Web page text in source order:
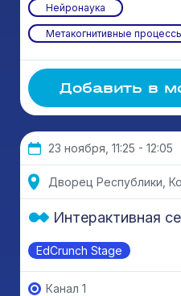
Нейронаука
Метакогнитивные
Добавить в
23 ноября, 11:25 - 12:05
Дворец Республики,
EdCrunch Stage
Интерактивная
Канал 1